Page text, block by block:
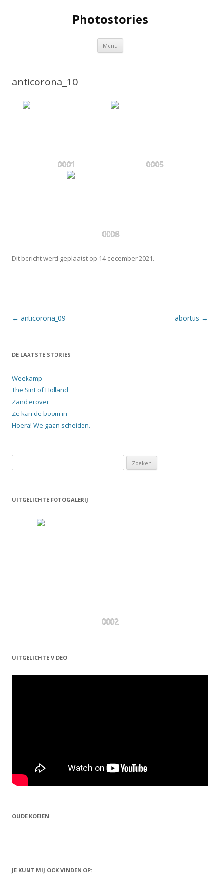
Photostories
Menu Spring
inhoud
anticorona_10
0001 0005
0008
Dit bericht werd geplaatst op 14 december 2021.
Berichtnavigatie
← anticorona_09 abortus →
DE LAATSTE STORIES
Weekamp
The Sint of Holland
Zand erover
Ze kan de boom in
Hoera! We gaan scheiden.
naar:
UITGELICHTE FOTOGALERIJ
0002
UITGELICHTE VIDEO
OUDE KOEIEN
JE KUNT MIJ OOK VINDEN OP: